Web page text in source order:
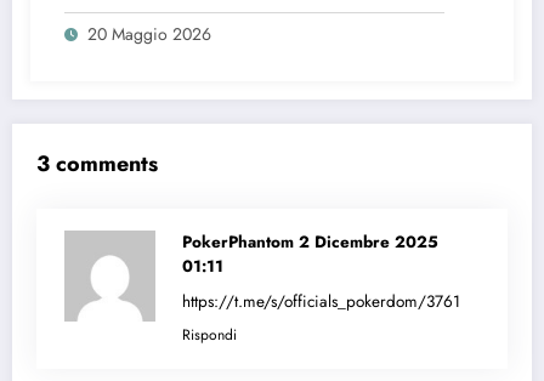
20 Maggio 2026
3 comments
PokerPhantom 2 Dicembre 2025
01:11
https://t.me/s/officials_pokerdom/3761
Rispondi